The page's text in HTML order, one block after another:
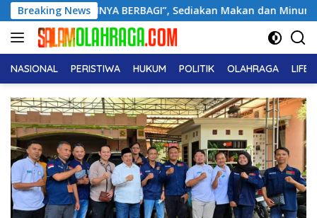
Langsung
ke
konten
Breaking News
BERBAGI”, Sediakan Makan dan Minum Gratis untuk
NASIONAL PERISTIWA HUKUM POLITIK OLAHRAGA